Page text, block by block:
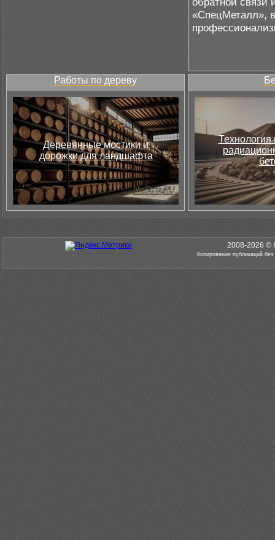
«СпецМеталл»,
Работы по дереву
Деревянные мостики и
дорожки для ландшафта
Технология
2008-2026 ©
Копирование публикаций